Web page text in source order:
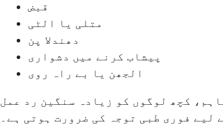
قبض
متلی یا الٹی
دھندلا پن
پیشاب کرنے میں دشواری
الجھن یا بے راہ روی
کچھ لوگوں کو زیادہ سنگین رد عمل
لیے فوری طبی توجہ کی ضرورت ہوتی ہے۔